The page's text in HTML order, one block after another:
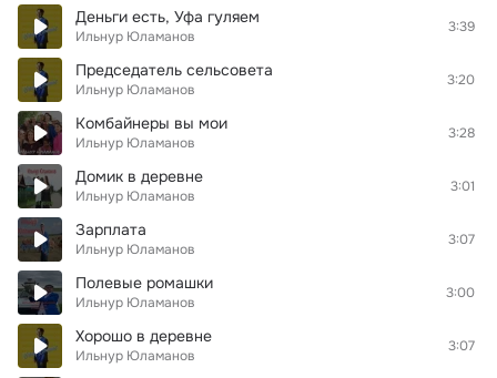
Деньги есть, Уфа гуляем
Ильнур Юламанов
3:39
Председатель сельсовета
Ильнур Юламанов
3:20
Комбайнеры вы мои
Ильнур Юламанов
3:28
Домик в деревне
Ильнур Юламанов
3:01
Зарплата
Ильнур Юламанов
3:07
Полевые ромашки
Ильнур Юламанов
3:00
Хорошо в деревне
Ильнур Юламанов
3:07